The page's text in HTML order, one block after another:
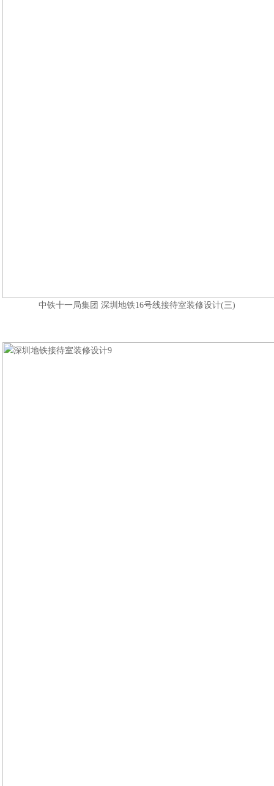
中铁十一局集团 深圳地铁16号线接待室装修设计(三)